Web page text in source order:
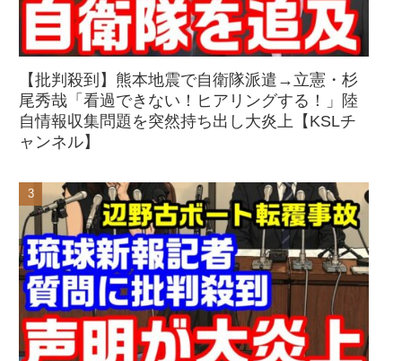
【批判殺到】熊本地震で自衛隊派遣→立憲・杉
尾秀哉「看過できない！ヒアリングする！」陸
自情報収集問題を突然持ち出し大炎上【KSLチ
ャンネル】